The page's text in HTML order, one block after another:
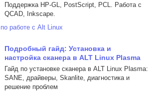
Поддержка HP-GL, PostScript, PCL. Работа с
QCAD, Inkscape.
работе с Alt Linux
Подробный гайд: Установка и
настройка сканера в ALT Linux Plasma
Гайд по установке сканера в ALT Linux Plasma:
SANE, драйверы, Skanlite, диагностика и
решение проблем